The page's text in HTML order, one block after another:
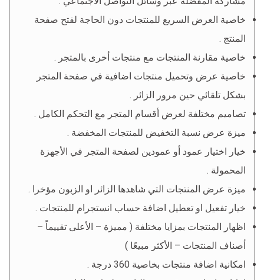
خاصية العرض السريع للمنتجات دون الحاجة لفتح صفحة
المنتج .
خاصية مقارنة المنتجات مع منتجات أخرى بالمتجر .
خاصية عرض وتحميل منتجات اضافية في صفحة المتجر
بشكل تلقائي حين مرور الزائر .
تصاميم مختلفة لعرض أقسام المتجر مع التحكم الكامل .
ميزة عرض نسبة التخفيض للمنتجات المخفضة .
خيار اختيار عمود أو عمودين لصفحة المتجر في الأجهزة
المحمولة .
ميزة عرض المنتجات التي شاهدها الزائر او الزبون مؤخرا .
خيار تفعيل او تعطيل اضافة حساب انستجرام للمنتجات .
اظهار المنتجات بمزايا مختلفة ( مميزة – الأعلى تقييماً –
أصناف المنتجات – الأكثر مبيعًا )
امكانية اضافة منتجات بخاصية 360 درجة .